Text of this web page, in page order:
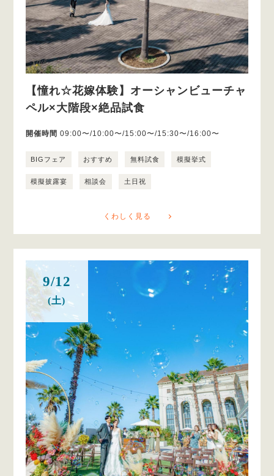
【憧れ☆花嫁体験】オーシャンビューチャ
ペル×大階段×絶品試食
開催時間 09:00〜/10:00〜/15:00〜/15:30〜/16:00〜
BIGフェア おすすめ 無料試食 模擬挙式
模擬披露宴 相談会 土日祝
くわしく見る
9/12
(土)